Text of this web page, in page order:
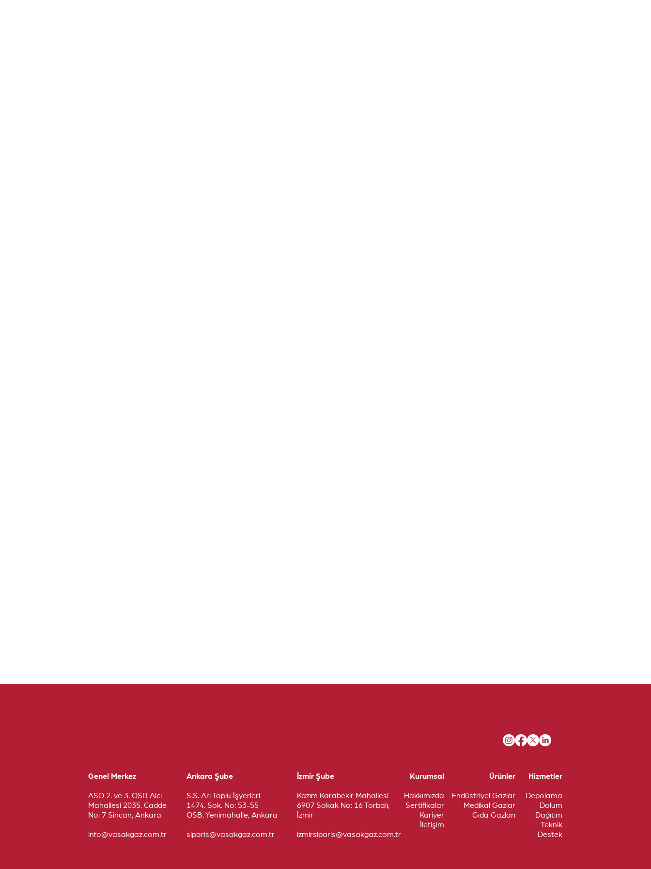
Genel Merkez
ASO 2. ve 3. OSB Alcı
Mahallesi 2035. Cadde
No: 7 Sincan, Ankara
info@vasakgaz.com.tr
Ankara Şube
S.S. Arı Toplu İşyerleri
1474. Sok. No: 53-55
OSB, Yenimahalle, Ankara
siparis@vasakgaz.com.tr
İzmir Şube
Kazım Karabekir Mahallesi
6907 Sokak No: 16 Torbalı,
İzmir
izmirsiparis@vasakgaz.com.tr
Kurumsal
Hakkımızda
Sertifikalar
Kariyer
İletişim
Ürünler
Endüstriyel Gazlar
Medikal Gazlar
Gıda Gazları
Hizmetler
Depo lama
Dolum
Dağıtım
Teknik
Destek